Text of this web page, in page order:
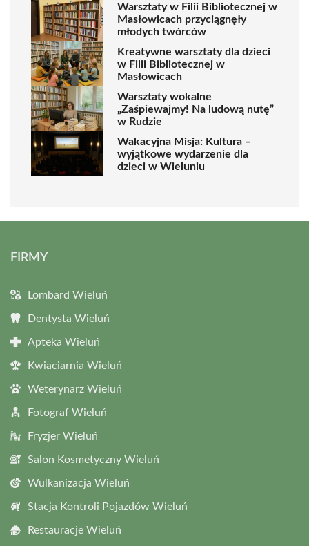
Warsztaty w Filii Bibliotecznej w
Masłowicach przyciągnęły
młodych twórców
Kreatywne warsztaty dla dzieci
w Filii Bibliotecznej w
Masłowicach
Warsztaty wokalne
„Zaśpiewajmy! Na ludową nutę”
w Rudzie
Wakacyjna Misja: Kultura –
wyjątkowe wydarzenie dla
dzieci w Wieluniu
FIRMY
Lombard Wieluń
Dentysta Wieluń
Apteka Wieluń
Kwiaciarnia Wieluń
Weterynarz Wieluń
Fotograf Wieluń
Fryzjer Wieluń
Salon Kosmetyczny Wieluń
Wulkanizacja Wieluń
Stacja Kontroli Pojazdów Wieluń
Restauracje Wieluń